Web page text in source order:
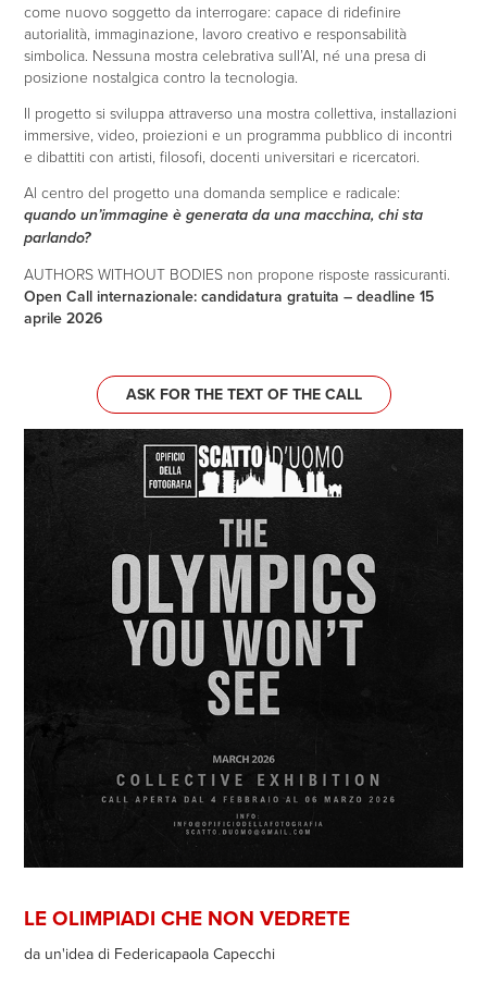
come nuovo soggetto da interrogare: capace di ridefinire
autorialità, immaginazione, lavoro creativo e responsabilità
simbolica. Nessuna mostra celebrativa sull’AI, né una presa di
posizione nostalgica contro la tecnologia.
Il progetto si sviluppa attraverso una mostra collettiva, installazioni
immersive, video, proiezioni e un programma pubblico di incontri
e dibattiti con artisti, filosofi, docenti universitari e ricercatori.
Al centro del progetto una domanda semplice e radicale:
quando un’immagine è generata da una macchina, chi sta
parlando?
AUTHORS WITHOUT BODIES non propone risposte rassicuranti.
Open Call internazionale: candidatura gratuita – deadline 15
aprile 2026
ASK FOR THE TEXT OF THE CALL
LE OLIMPIADI CHE NON VEDRETE
da un'idea di Federicapaola Capecchi